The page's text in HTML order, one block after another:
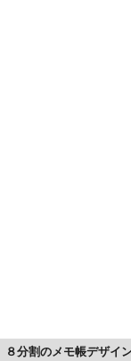
８分割のメモ帳デザイ